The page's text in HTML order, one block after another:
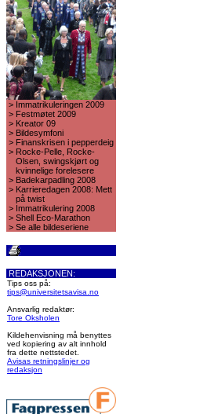
> Immatrikuleringen 2009
> Festmøtet 2009
> Kreator 09
> Bildesymfoni
> Finanskrisen i pepperdeig
> Rocke-Pelle, Rocke-
Olsen, swingskjørt og
kvinnelige forelesere
> Badekarpadling 2008
> Karrieredagen 2008: Mett
på twist
> Immatrikulering 2008
> Shell Eco-Marathon
> Se alle bildeseriene
REDAKSJONEN:
Tips oss på:
tips@universitetsavisa.no
Ansvarlig redaktør:
Tore Oksholen
Kildehenvisning må benyttes
ved kopiering av alt innhold
fra dette nettstedet.
Avisas retningslinjer og
redaksjon